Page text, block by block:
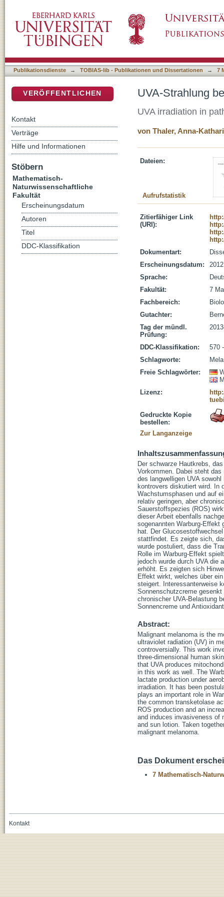
Publikationsdienste → TOBIAS-lib - Publikationen und Dissertationen → 7
UVA-Strahlung
UVA irradiation in
von Thaler, Anna-
Dateien:
Aufrufstatistik
Zitierfähiger Link
(URI):
Dokumentart:
Erscheinungsdatum:
2012
Sprache:
Fakultät:
7
Fachbereich:
Gutachter:
Tag der mündl.
Prüfung:
DDC-Klassifikation:
570
Schlagworte:
Freie Schlagwörter:
Lizenz:
Gedruckte Kopie
bestellen:
Zur Langanzeige
Der schwarze Hautkrebs,
Vorkommen. Dabei steht
des langwelligen UVA
kontrovers diskutiert wird. In
Wachstumsphasen und auf
relativ geringen, aber
Sauerstoffspezies (ROS)
dieser Arbeit ebenfalls
sogenannten Warburg-Effekt
hat. Der
stattfindet. Es zeigte sich,
wurde postuliert, dass die
Rolle im Warburg-Effekt
jedoch wurde durch UVA die
erhöht. Es zeigten sich
Effekt wirkt, welches über
steigert. Interessanterweise
Sonnenschutzcreme
chronischer UVA-Belastung
Sonnencreme und
Abstract:
Malignant melanoma is the
ultraviolet radiation (UV) in
controversially. This work
three-dimensional human
that UVA produces
in this work as well. The
lactate production under
irradiation. It has been
plays an important role in
the common transketolase
ROS production and an
and induces invasiveness of
and sun lotion. Taken
malignant melanoma.
Das Dokument
7 Mathematisch-
VERÖFFENTLICHEN
Kontakt
Verträge
Hilfe und Informationen
Stöbern
Mathematisch-
Naturwissenschaftliche
Fakultät
Erscheinungsdatum
Autoren
Titel
DDC-Klassifikation
Kontakt